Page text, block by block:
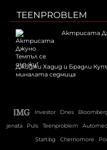
TEENPROBLEM
Актрисата
Джиджи Хадид и Брадли
миналата седмица
Investor Dnes
jenata
Puls Teenproblem
Start.bg
Chernomore